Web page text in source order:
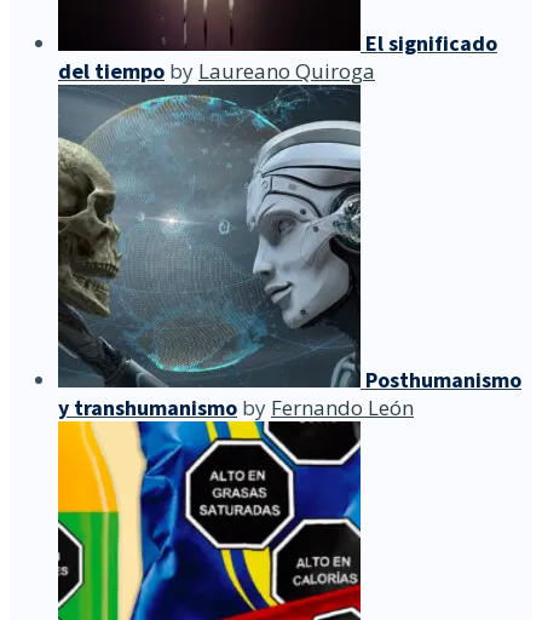
El significado
del tiempo by Laureano Quiroga
Posthumanismo
y transhumanismo by Fernando León